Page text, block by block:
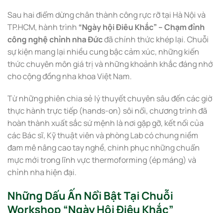
Sau hai điểm dừng chân thành công rực rỡ tại Hà Nội và
TP.HCM, hành trình “Ngày hội Điêu Khắc” – Chạm đỉnh
công nghệ chỉnh nha Đứcđã chính thức khép lại. Chuỗi
sự kiện mang lại nhiều cung bậc cảm xúc, những kiến
thức chuyên môn giá trị và những khoảnh khắc đáng nhớ
cho cộng đồng nha khoa Việt Nam.
Từ những phiên chia sẻ lý thuyết chuyên sâu đến các giờ
thực hành trực tiếp (hands-on) sôi nổi, chương trình đã
hoàn thành xuất sắc sứ mệnh là nơi gặp gỡ, kết nối của
các Bác sĩ, Kỹ thuật viên và phòng Lab có chung niềm
đam mê nâng cao tay nghề, chinh phục những chuẩn
mực mới trong lĩnh vực thermoforming (ép máng) và
chỉnh nha hiện đại.
Những Dấu Ấn Nổi Bật Tại Chuỗi
Workshop “Ngày Hội Điêu Khắc”